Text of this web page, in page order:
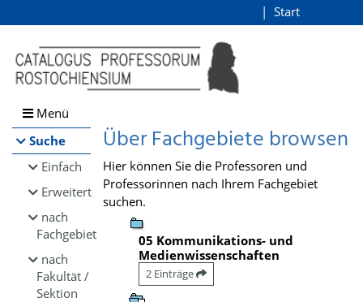
Browsen
direkt zum Inhalt
Start
Menü
Suche
Einfach
Erweitert
nach
Fachgebiet
nach
Fakultät /
Sektion
Über Fachgebiete browsen
Hier können Sie die Professoren und
Professorinnen nach Ihrem Fachgebiet
suchen.
05 Kommunikations- und
Medienwissenschaften
2 Einträge